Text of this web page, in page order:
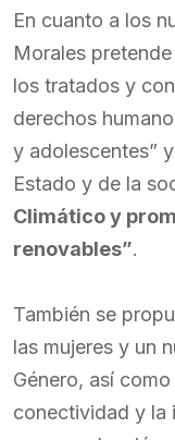
En cuanto a los
Morales
los tratados y
derechos
y adolescentes”
Estado y de la
Climático y
renovables”.
También se
las mujeres y un
Género, así
conectividad y la